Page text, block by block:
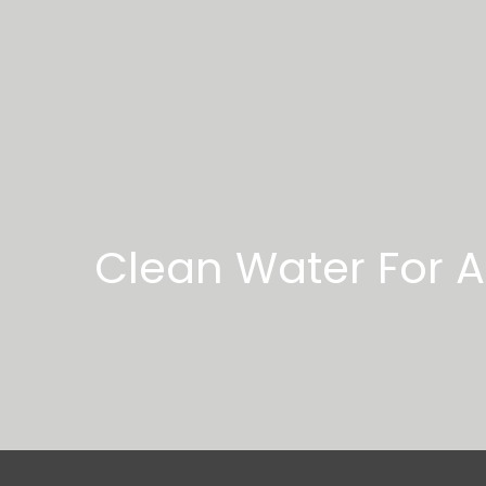
Clean Water For